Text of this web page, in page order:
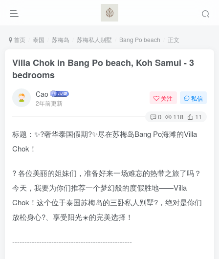
首页 泰国 苏梅岛 苏梅私人别墅 Bang Po beach 正文
Villa Chok in Bang Po beach, Koh Samui - 3
bedrooms
Cao
2年前更新
关注 私信
0 118 11
标题：✨?️奢华泰国假期?️✨尽在苏梅岛Bang Po海滩的Villa
Chok！
? 各位美丽的姐妹们，准备好来一场难忘的热带之旅了吗？
今天，我要为你们推荐一个梦幻般的度假胜地——Villa
Chok！这个位于泰国苏梅岛的三卧私人别墅?，绝对是你们
放松身心?、享受阳光☀️的完美选择！
-------------------------------------------------